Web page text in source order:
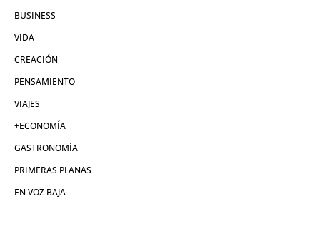
BUSINESS
VIDA
CREACIÓN
PENSAMIENTO
VIAJES
+ECONOMÍA
GASTRONOMÍA
PRIMERAS PLANAS
EN VOZ BAJA